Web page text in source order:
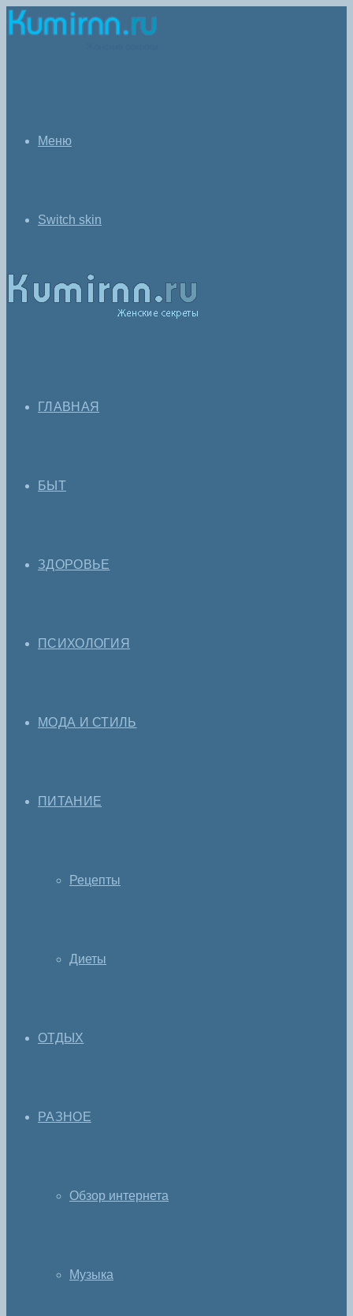
Меню
Switch skin
ГЛАВНАЯ
БЫТ
ЗДОРОВЬЕ
ПСИХОЛОГИЯ
МОДА И СТИЛЬ
ПИТАНИЕ
Рецепты
Диеты
ОТДЫХ
РАЗНОЕ
Обзор интернета
Музыка